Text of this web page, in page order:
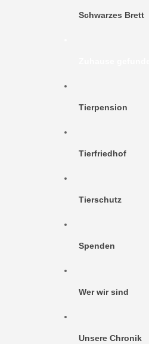
Schwarzes Brett
Tierpension
Tierfriedhof
Tierschutz
Spenden
Wer wir sind
Unsere Chronik